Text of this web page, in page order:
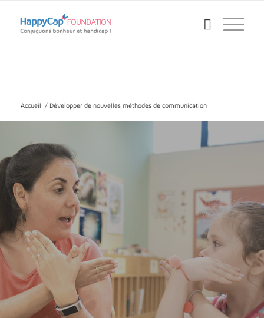
Accueil / Développer de nouvelles méthodes de communication
DÉVELOPPER DE
NOUVELLES
MÉTHODES DE
COMMUNICATION